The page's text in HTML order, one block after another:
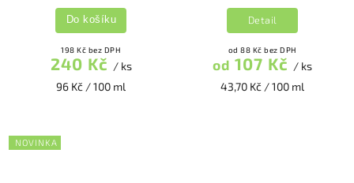
198 Kč bez DPH
240 Kč / ks
96 Kč / 100 ml
Do košíku
od 88 Kč bez DPH
od 107 Kč / ks
43,70 Kč / 100 ml
Detail
NOVINKA